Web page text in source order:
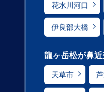
花水川河口
伊良部大橋
龍ヶ岳松が鼻
天草市